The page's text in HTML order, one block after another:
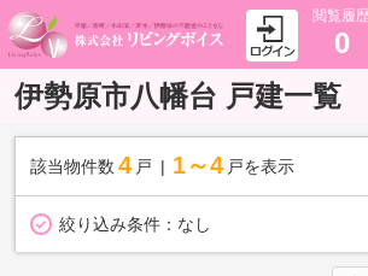
閲覧履
0
伊勢原市八幡台 戸建一覧
該当物件数 4 戸 1～4 戸を表示
絞り込み条件： なし